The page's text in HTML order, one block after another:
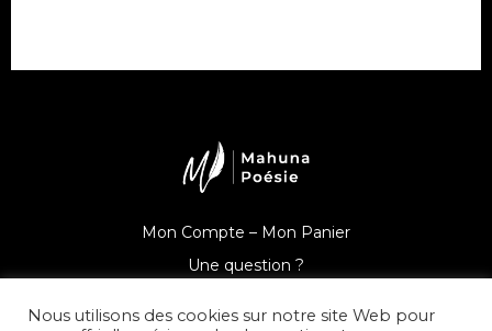
Mon Compte – Mon Panier
Une question ?
Nous utilisons des cookies sur notre site Web pour